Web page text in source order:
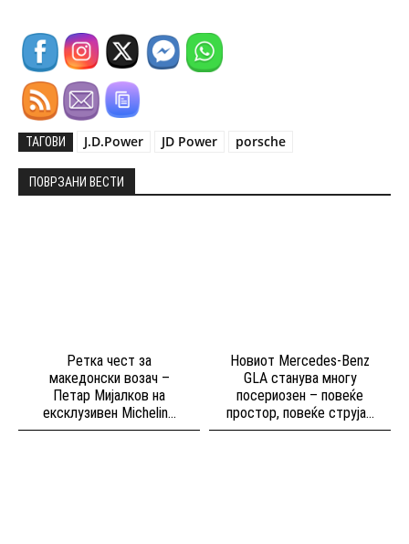
ТАГОВИ J.D.Power JD Power porsche
ПОВРЗАНИ ВЕСТИ
Ретка чест за
македонски возач –
Петар Мијалков на
ексклузивен Michelin...
Новиот Mercedes-Benz
GLA станува многу
посериозен – повеќе
простор, повеќе струја...